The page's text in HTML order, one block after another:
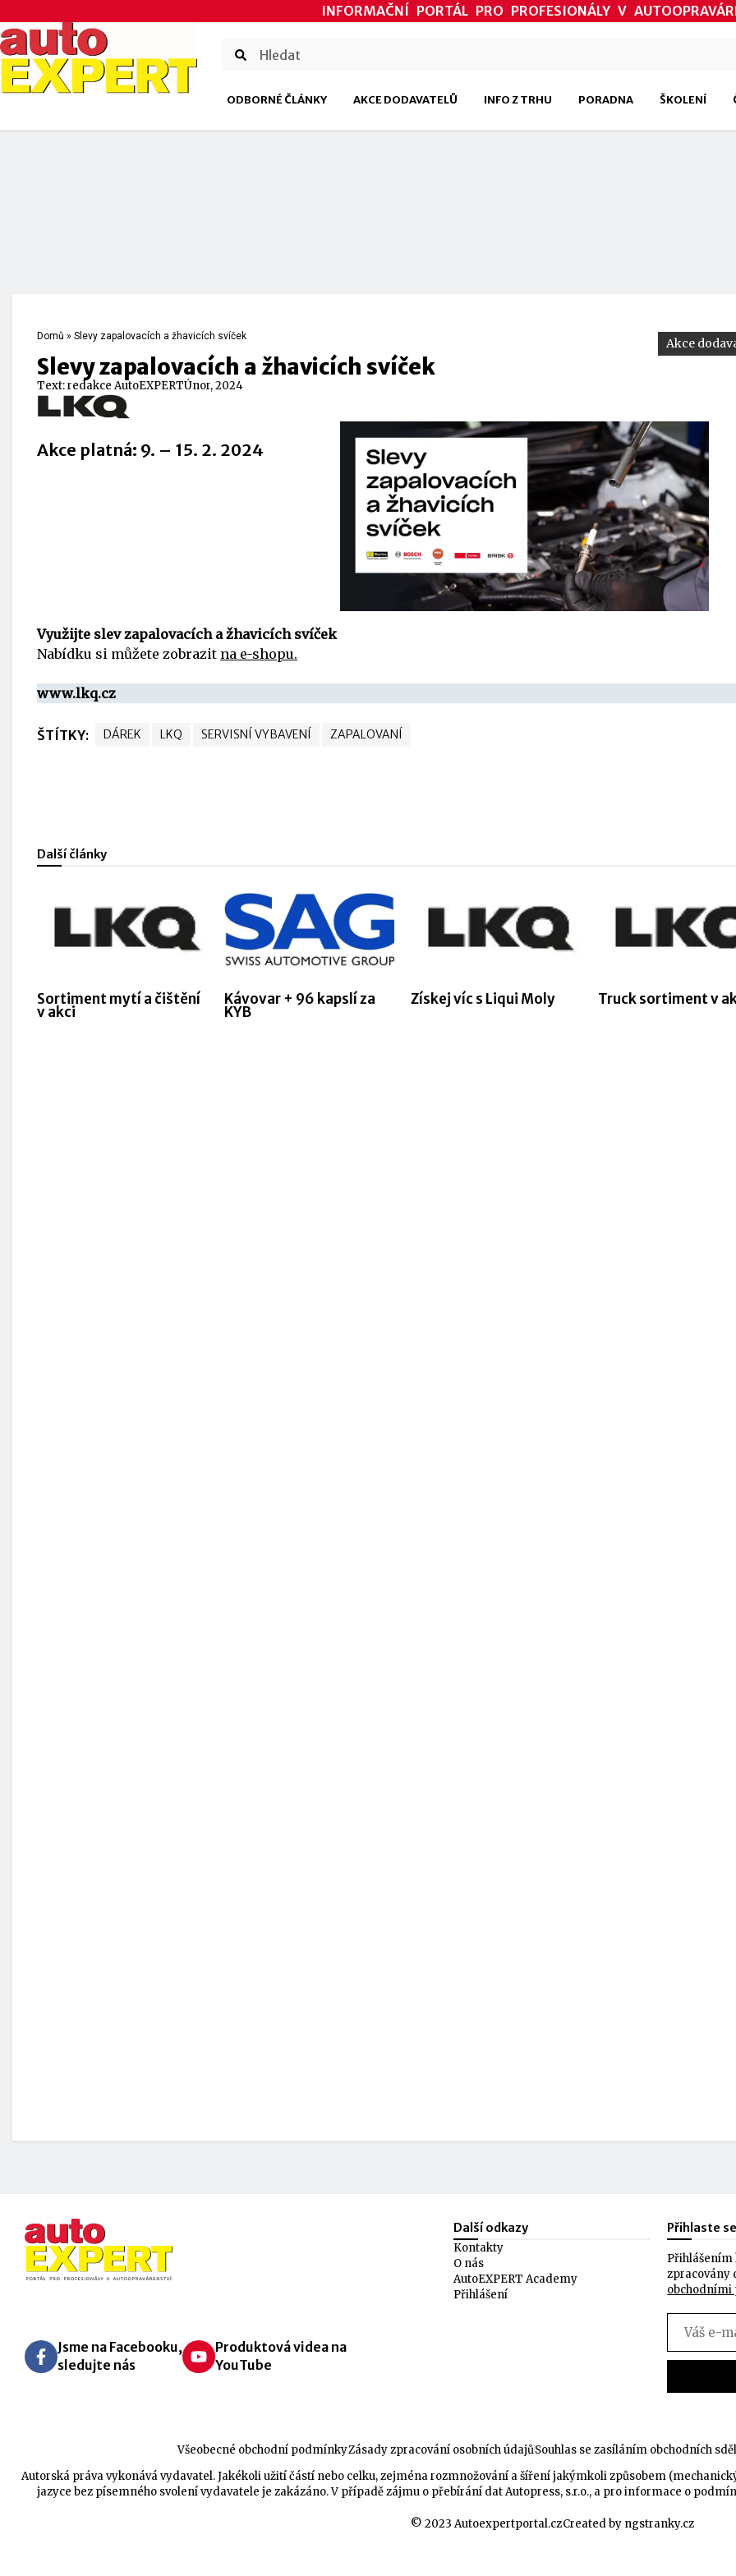
INFORMAČNÍ PORTÁL PRO PROFESIONÁLY V
ODBORNÉ ČLÁNKY AKCE DODAVATELŮ INFO Z TRHU PORADNA ŠKOLENÍ
Domů » Slevy zapalovacích a žhavicích svíček
Slevy zapalovacích a žhavicích svíček
Akce
Text:redakce AutoEXPERTÚnor, 2024
Akce platná: 9. – 15. 2. 2024
Využijte slev zapalovacích a žhavicích svíček
Nabídku si můžete zobrazit na e-shopu.
www.lkq.cz
ŠTÍTKY: DÁREK LKQ SERVISNÍ VYBAVENÍ ZAPALOVANÍ
Další články
Sortiment mytí a čištění
v akci
Kávovar + 96 kapslí za
KYB
Získej víc s Liqui Moly Truck sortiment v
Další odkazy
Kontakty
O nás
AutoEXPERT Academy
Přihlášení
Přihlaste
Přihlášením
zpracovány
Jsme na Facebooku,
sledujte nás
Produktová videa na
YouTube
Všeobecné obchodní podmínkyZásady zpracování osobních údajůSouhlas se zasíláním obchodních
Autorská práva vykonává vydavatel. Jakékoli užití částí nebo celku, zejména rozmnožování a šíření jakýmkoli způsobem
jazyce bez písemného svolení vydavatele je zakázáno. V případě zájmu o přebírání dat Autopress, s.r.o., a pro informace o
© 2023 Autoexpertportal.czCreated by ngstranky.cz